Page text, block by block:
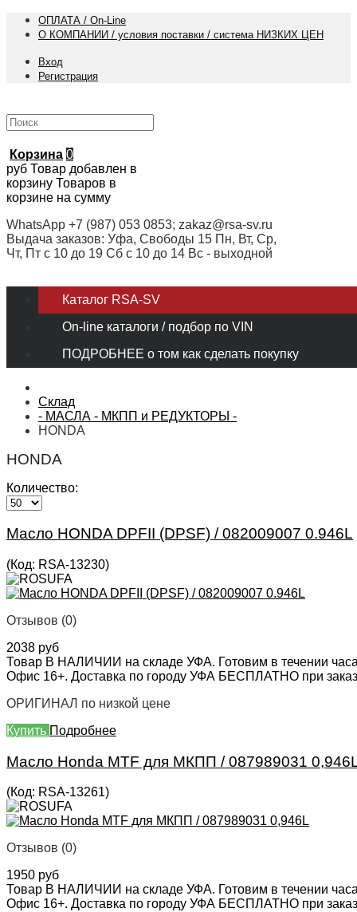
ОПЛАТА / On-Line
О КОМПАНИИ / условия поставки / система НИЗКИХ ЦЕН
Вход
Регистрация
Корзина 0
руб Товар добавлен в
корзину Товаров в
корзине на сумму
WhatsApp +7 (987) 053 0853; zakaz@rsa-sv.ru
Выдача заказов: Уфа, Свободы 15 Пн, Вт, Ср,
Чт, Пт с 10 до 19 Сб с 10 до 14 Вс - выходной
Каталог RSA-SV
On-line каталоги / подбор по VIN
ПОДРОБНЕЕ о том как сделать покупку
Склад
- МАСЛА - МКПП и РЕДУКТОРЫ -
HONDA
HONDA
Количество:
Масло HONDA DPFII (DPSF) / 082009007 0.946L
(Код: RSA-13230)
Отзывов (0)
2038 руб
Товар В НАЛИЧИИ на складе УФА. Готовим в течении
Офис 16+. Доставка по городу УФА БЕСПЛАТНО при
ОРИГИНАЛ по низкой цене
Купить Подробнее
Масло Honda MTF для МКПП / 087989031
(Код: RSA-13261)
Отзывов (0)
1950 руб
Товар В НАЛИЧИИ на складе УФА. Готовим в течении
Офис 16+. Доставка по городу УФА БЕСПЛАТНО при